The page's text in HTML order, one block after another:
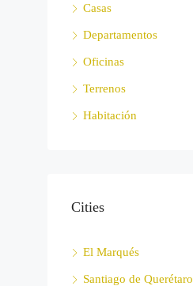
Casas
Departamentos
Oficinas
Terrenos
Habitación
Cities
El Marqués
Santiago de Querétaro